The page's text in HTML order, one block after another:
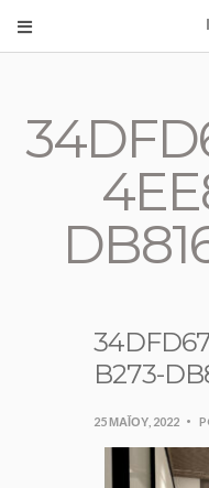
B273-
25 ΜΑΪ́ΟΥ, 2022